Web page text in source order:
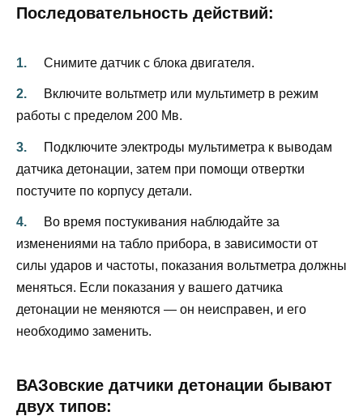
Последовательность действий:
Снимите датчик с блока двигателя.
Включите вольтметр или мультиметр в режим
работы с пределом 200 Мв.
Подключите электроды мультиметра к выводам
датчика детонации, затем при помощи отвертки
постучите по корпусу детали.
Во время постукивания наблюдайте за
изменениями на табло прибора, в зависимости от
силы ударов и частоты, показания вольтметра должны
меняться. Если показания у вашего датчика
детонации не меняются — он неисправен, и его
необходимо заменить.
ВАЗовские датчики детонации бывают
двух типов: